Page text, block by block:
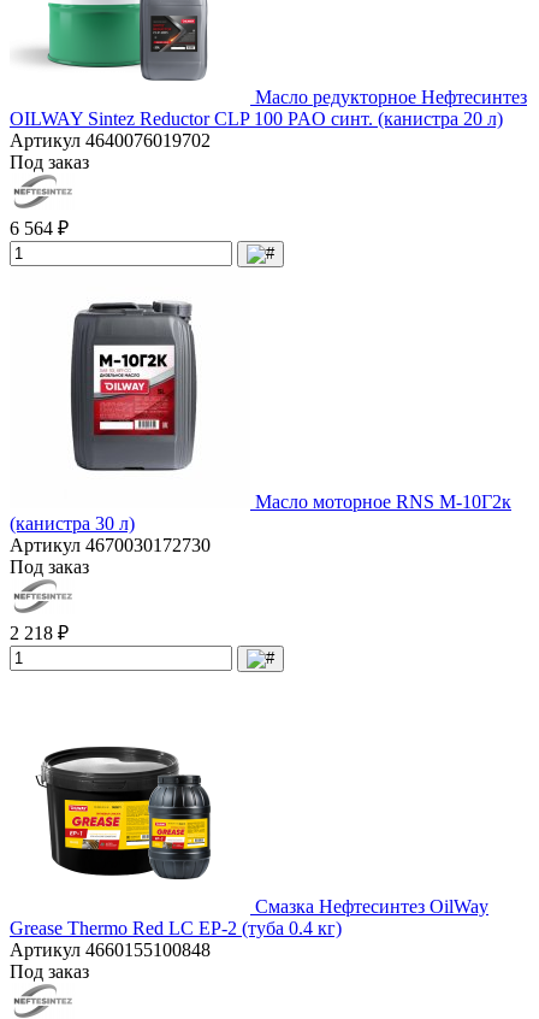
Масло редукторное Нефтесинтез
OILWAY Sintez Reductor CLP 100 PAO синт. (канистра 20 л)
Артикул 4640076019702
Под заказ
6 564 ₽
Масло моторное RNS М-10Г2к
(канистра 30 л)
Артикул 4670030172730
Под заказ
2 218 ₽
Смазка Нефтесинтез OilWay
Grease Thermo Red LC EP-2 (туба 0.4 кг)
Артикул 4660155100848
Под заказ